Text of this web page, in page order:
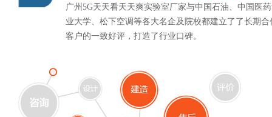
广州5G天天看天天爽实验室厂家与中国石油、中国医药
业大学、松下空调等各大名企及院校都建立了了长期合作
客户的一致好评，打造了行业口碑。